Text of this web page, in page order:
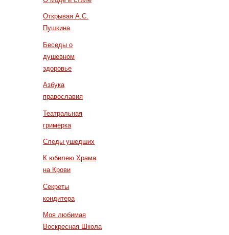
Открывая А.С.
Пушкина
Беседы о
душевном
здоровье
Азбука
православия
Театральная
гримерка
Следы ушедших
К юбилею Храма
на Крови
Секреты
кондитера
Моя любимая
Воскресная Школа